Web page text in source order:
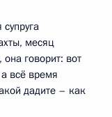
месяц
говорит: вот
всё время
дадите – как